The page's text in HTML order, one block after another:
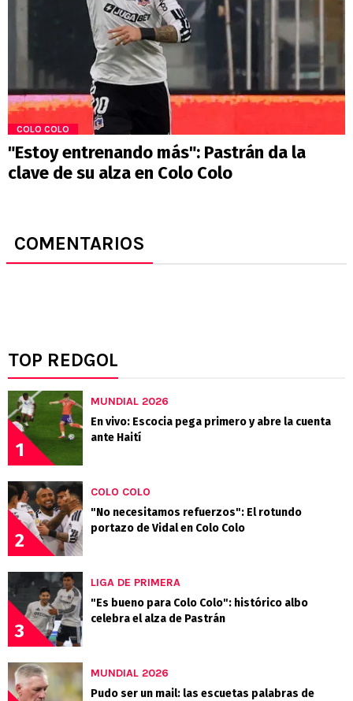
COLO COLO
"Estoy entrenando más": Pastrán da la
clave de su alza en Colo Colo
COMENTARIOS
TOP REDGOL
1
MUNDIAL 2026
En vivo: Escocia pega primero y abre la cuenta
ante Haití
2
COLO COLO
"No necesitamos refuerzos": El rotundo
portazo de Vidal en Colo Colo
3
LIGA DE PRIMERA
"Es bueno para Colo Colo": histórico albo
celebra el alza de Pastrán
MUNDIAL 2026
Pudo ser un mail: las escuetas palabras de